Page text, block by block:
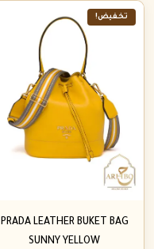
تخفيض!
PRADA LEATHER BUKET BAG
SUNNY YELLOW